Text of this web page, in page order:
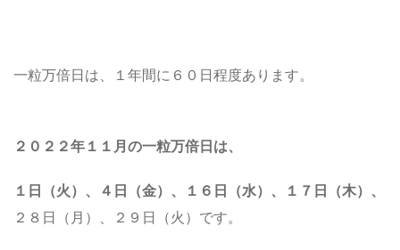
一粒万倍日は、１年間に６０日程度あります。
２０２２年１１月の一粒万倍日は、
１日（火）、４日（金） 、１６日（水）、１７日（木）、
２８日（月）、２９日（火）です。